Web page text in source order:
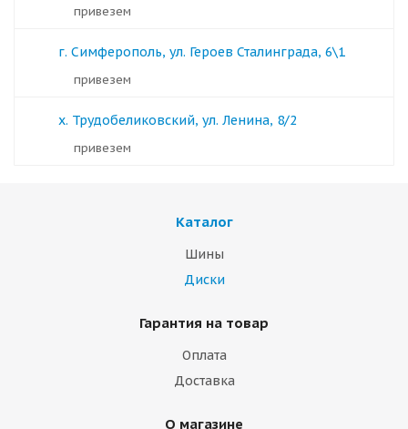
Привезем
г. Симферополь, ул. Героев Сталинграда, 6\1
Привезем
х. Трудобеликовский, ул. Ленина, 8/2
Привезем
Каталог
Шины
Диски
Гарантия на товар
Оплата
Доставка
О магазине